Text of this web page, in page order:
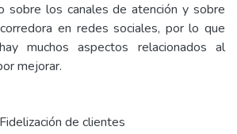
sobre los canales de atención y sobre
en redes sociales, por lo que
muchos aspectos relacionados al
mejorar.
Fidelización de clientes